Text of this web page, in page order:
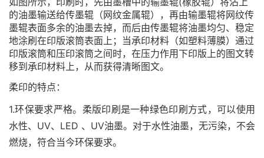
的油墨输送给传墨辊（网纹金属辊），再由输墨辊将网纹传
墨辊表面多余的油墨去掉，而后由传墨辊将油墨均匀、稳定
地涂刷在印版滚筒表面上；当承印材料（如塑料薄膜）通过
印版滚筒和压印滚筒之间时，在压力作用下印版上的图文转
移到承印材料上，从而获得清晰图文。
柔印的特点：
1.环保要求严格。柔版印刷是一种绿色印刷方式，可以使用
水性、UV、LED 、UV油墨。对于水性油墨，无污染，不会
燃烧，符合当今环保要求。